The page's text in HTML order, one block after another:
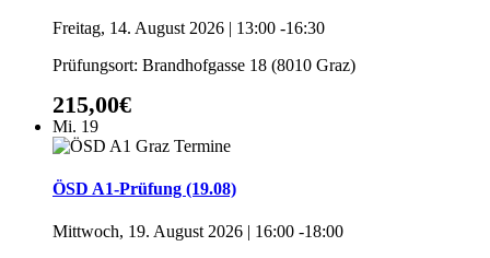
Freitag, 14. August 2026 | 13:00 -16:30
Prüfungsort: Brandhofgasse 18 (8010 Graz)
215,00€
Mi. 19
ÖSD A1-Prüfung (19.08)
Mittwoch, 19. August 2026 | 16:00 -18:00